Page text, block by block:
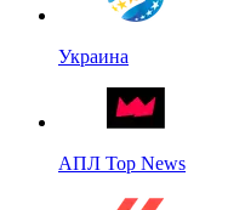
Украина
АПЛ Top News